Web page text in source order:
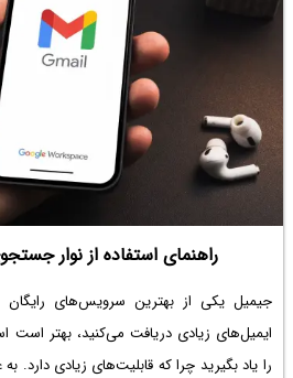
راهنمای استفاده از نوار
جیمیل یکی از بهترین سرویس‌های رایگان
ایمیل‌های زیادی دریافت می‌کنید، بهتر است
را یاد بگیرید چرا که قابلیت‌های زیادی دارد.